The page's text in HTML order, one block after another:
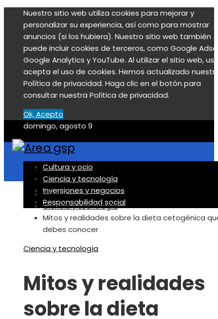
Nuestro sitio web utiliza cookies para mejorar y
personalizar su experiencia, así como para mostrar
anuncios (si los hubiera). Nuestro sitio web también
puede incluir cookies de terceros, como Google
Google Analytics y YouTube. Al utilizar el sitio web,
acepta el uso de cookies. Hemos actualizado
Política de privacidad. Haga clic en el botón para
consultar nuestra Política de privacidad.
Ok, Acepto
domingo, agosto 9
Cultura y ocio
Ciencia y tecnología
Inversiones y negocios
Responsabilidad social
Inicio
Ciencia y tecnología
Mitos y realidades sobre la dieta cetogénica
debes conocer
Ciencia y tecnología
Mitos y realidades
sobre la dieta